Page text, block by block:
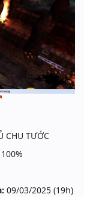
CHU TƯỚC
09/03/2025 (19h)